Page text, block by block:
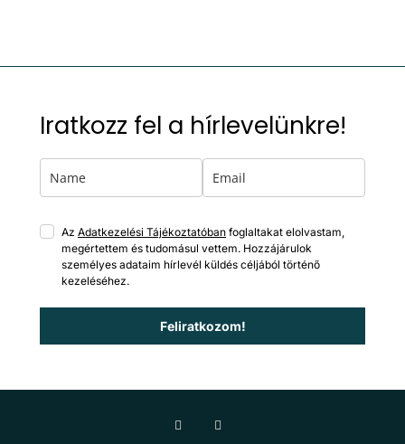
Iratkozz fel a hírlevelünkre!
Az Adatkezelési Tájékoztatóban foglaltakat elolvastam,
megértettem és tudomásul vettem. Hozzájárulok
személyes adataim hírlevél küldés céljából történő
kezeléséhez.
Feliratkozom!